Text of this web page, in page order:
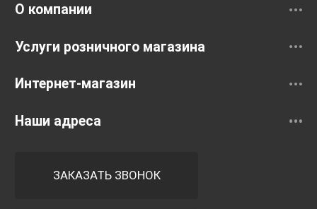
О компании
Услуги розничного магазина
Интернет-магазин
Наши адреса
ЗАКАЗАТЬ ЗВОНОК